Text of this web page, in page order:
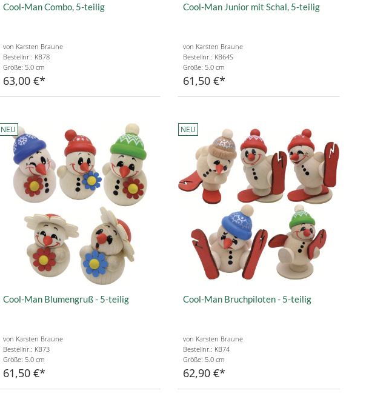
Cool-Man Combo, 5-teilig
von Karsten Braune
Bestellnr.: KB78
Größe: 5.0 cm
63,00 €
Cool-Man Junior mit Schal, 5-teilig
von Karsten Braune
Bestellnr.: KB64S
Größe: 5.0 cm
61,50 €
NEU
Cool-Man Blumengruß - 5-teilig
von Karsten Braune
Bestellnr.: KB73
Größe: 5.0 cm
61,50 €
NEU
Cool-Man Bruchpiloten - 5-teilig
von Karsten Braune
Bestellnr.: KB74
Größe: 5.0 cm
62,90 €